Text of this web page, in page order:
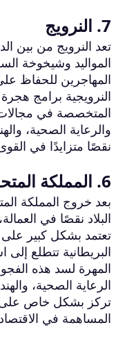
7. النرويج
تعد النرويج من بين
المواليد وشيخوخة
المهاجرين للحفاظ
النرويجية برامج
المتخصصة في مجالات
والرعاية الصحية،
نقصًا متزايدًا في
6. المملكة المتحدة
بعد خروج المملكة
البلاد نقصًا في
تعتمد بشكل كبير على
البريطانية تتطلع
المهرة لسد هذه
الرعاية الصحية،
تركز بشكل خاص على
المساهمة في